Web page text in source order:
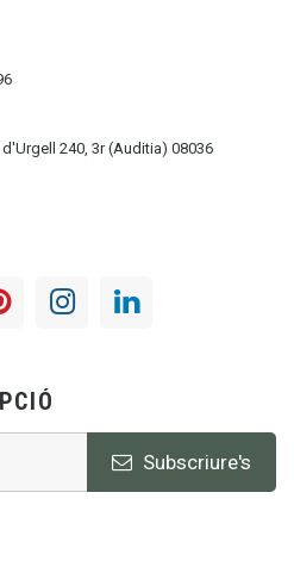
240, 3r (Auditia) 08036
Subscriure's